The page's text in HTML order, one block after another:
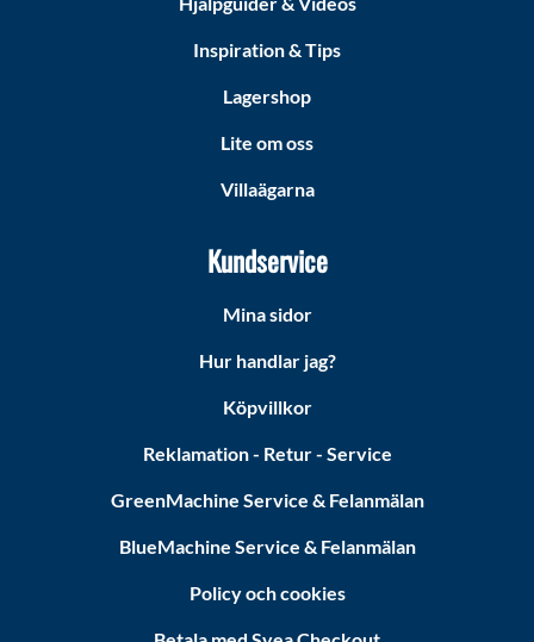
Inspiration & Tips
Lagershop
Lite om oss
Villaägarna
Kundservice
Mina sidor
Hur handlar jag?
Köpvillkor
Reklamation - Retur - Service
GreenMachine Service & Felanmälan
BlueMachine Service & Felanmälan
Policy och cookies